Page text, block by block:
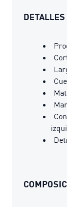
DETALLES